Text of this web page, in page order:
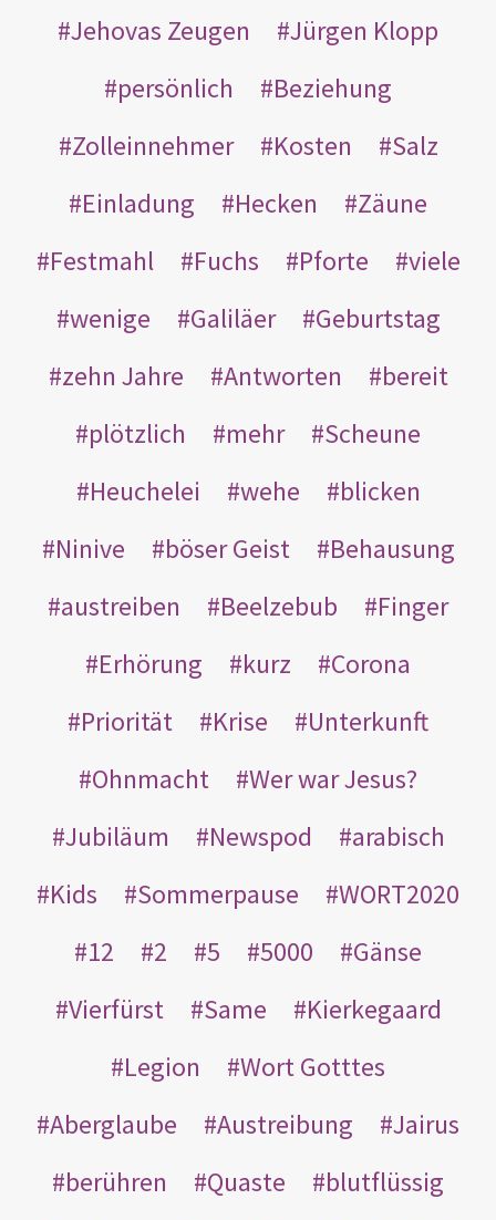
Jehovas Zeugen
Jürgen Klopp
persönlich
Beziehung
Zolleinnehmer
Kosten
Salz
Einladung
Hecken
Zäune
Festmahl
Fuchs Pforte
viele
wenige
Galiläer
Geburtstag
zehn Jahre
Antworten
bereit
plötzlich
mehr
Scheune
Heuchelei
wehe
blicken
Ninive
böser Geist
Behausung
austreiben
Beelzebub
Finger
Erhörung
kurz
Corona
Priorität
Krise
Unterkunft
Ohnmacht
Wer war Jesus?
Jubiläum
Newspod
arabisch
Kids
Sommerpause
WORT2020
12
2 5 5000
Gänse
Vierfürst
Same
Kierkegaard
Legion
Wort Gotttes
Aberglaube
Austreibung
Jairus
berühren
Quaste
blutflüssig